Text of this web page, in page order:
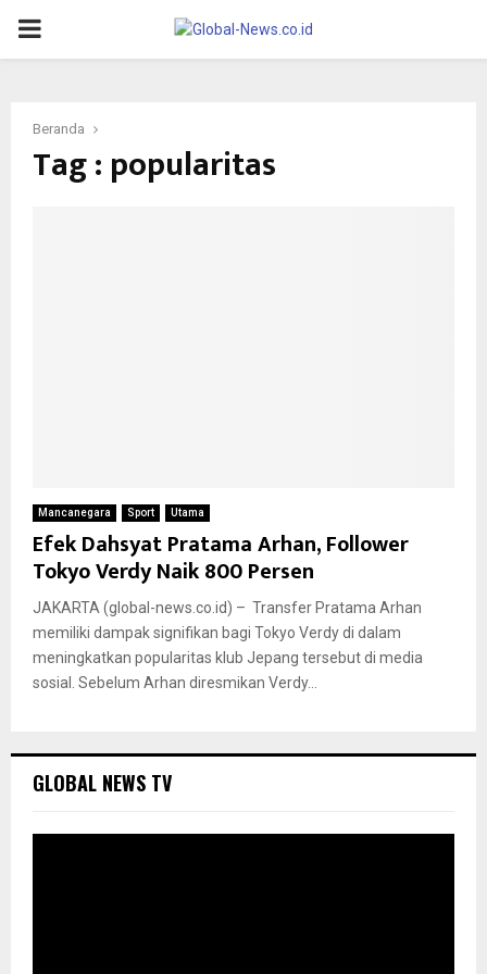
PRIMARY
Beranda
Tag : popularitas
Mancanegara Sport Utama
Efek Dahsyat Pratama Arhan, Follower
Tokyo Verdy Naik 800 Persen
JAKARTA (global-news.co.id) – Transfer Pratama Arhan
memiliki dampak signifikan bagi Tokyo Verdy di dalam
meningkatkan popularitas klub Jepang tersebut di media
sosial. Sebelum Arhan diresmikan Verdy...
GLOBAL NEWS TV